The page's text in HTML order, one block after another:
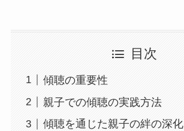
目次
傾聴の重要性
親子での傾聴の実践方法
傾聴を通じた親子の絆の深化